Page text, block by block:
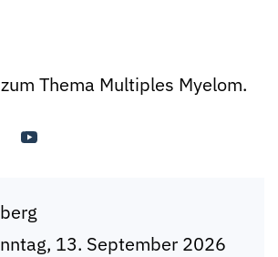
Thema Multiples Myelom.
13. September 2026